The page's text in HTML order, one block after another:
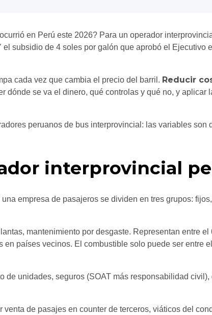
en Perú este 2026? Para un operador
subsidio de 4 soles por galón que aprobó el Ejecutivo
cada vez que cambia el precio del barril. Reducir
se va el dinero, qué controlas y qué no, y aplicar
peruanos de bus interprovincial: las variables son
interprovincial
una empresa de pasajeros se dividen en tres grupos:
mantenimiento por desgaste. Representan entre el
países vecinos. El combustible solo puede ser entre
unidades, seguros (SOAT más responsabilidad
de pasajes en counter de terceros, viáticos del